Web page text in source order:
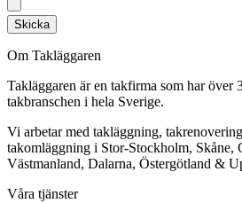
Skicka
Om Takläggaren
Takläggaren är en takfirma som har över
takbranschen i hela Sverige.
Vi arbetar med takläggning,
takomläggning i Stor-Stockholm, Skåne,
Västmanland, Dalarna, Östergötland &
Våra tjänster